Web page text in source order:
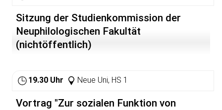
Sitzung der Studienkommission der
Neuphilologischen Fakultät
(nichtöffentlich)
19.30 Uhr Neue Uni, HS 1
Vortrag "Zur sozialen Funktion von